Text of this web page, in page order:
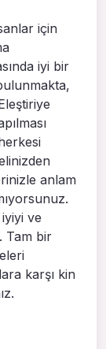
için
iyi bir
anlam
ve
Tam bir
karşı kin